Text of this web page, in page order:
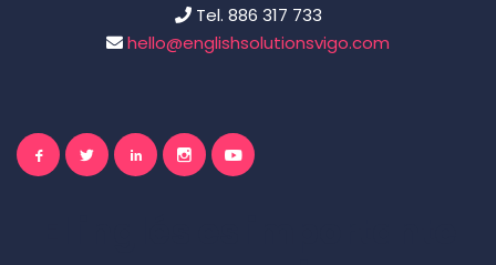
Tel. 886 317 733
hello@englishsolutionsvigo.com